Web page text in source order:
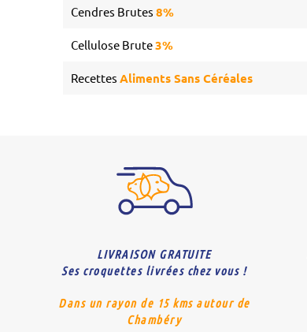
Cendres Brutes 8%
Cellulose Brute3%
Recettes Aliments Sans Céréales
LIVRAISON GRATUITE
Ses croquettes livrées chez vous !
Dans un rayon de 15 kms autour de
Chambéry